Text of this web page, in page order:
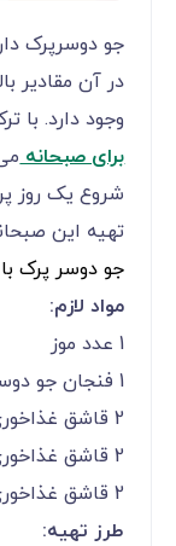
جو دوسرپرک
در آن مقادیر
وجود دارد. با
برای صبحانه
شروع یک روز
تهیه این
جو دوسر پرک با
مواد لازم:
1 عدد موز
1 فنجان جو دوسرپرک
2 قاشق غذاخوری عسل
2 قاشق غذاخوری شکر قهوه ای
2 قاشق غذاخوری کره بادام زمینی
طرز تهیه: